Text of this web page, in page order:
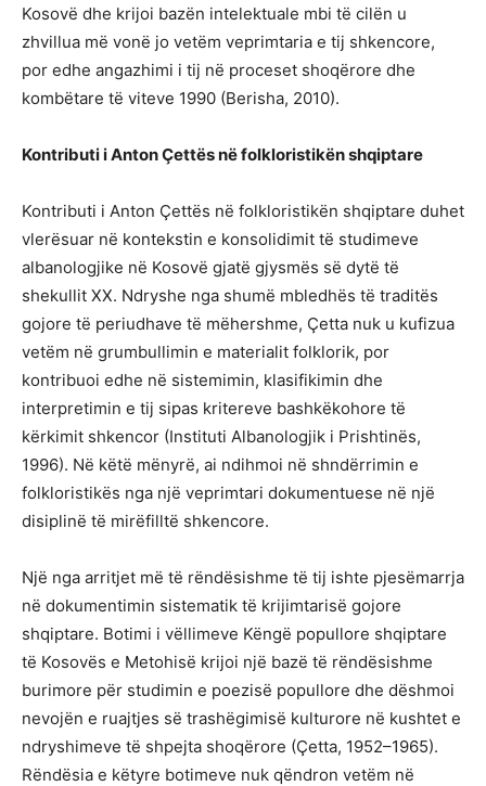
Kosovë dhe krijoi bazën intelektuale mbi të cilën u
zhvillua më vonë jo vetëm veprimtaria e tij shkencore,
por edhe angazhimi i tij në proceset shoqërore dhe
kombëtare të viteve 1990 (Berisha, 2010).
Kontributi i Anton Çettës në folkloristikën shqiptare
Kontributi i Anton Çettës në folkloristikën shqiptare duhet
vlerësuar në kontekstin e konsolidimit të studimeve
albanologjike në Kosovë gjatë gjysmës së dytë të
shekullit XX. Ndryshe nga shumë mbledhës të traditës
gojore të periudhave të mëhershme, Çetta nuk u kufizua
vetëm në grumbullimin e materialit folklorik, por
kontribuoi edhe në sistemimin, klasifikimin dhe
interpretimin e tij sipas kritereve bashkëkohore të
kërkimit shkencor (Instituti Albanologjik i Prishtinës,
1996). Në këtë mënyrë, ai ndihmoi në shndërrimin e
folkloristikës nga një veprimtari dokumentuese në një
disiplinë të mirëfilltë shkencore.
Një nga arritjet më të rëndësishme të tij ishte pjesëmarrja
në dokumentimin sistematik të krijimtarisë gojore
shqiptare. Botimi i vëllimeve Këngë popullore shqiptare
të Kosovës e Metohisë krijoi një bazë të rëndësishme
burimore për studimin e poezisë popullore dhe dëshmoi
nevojën e ruajtjes së trashëgimisë kulturore në kushtet e
ndryshimeve të shpejta shoqërore (Çetta, 1952–1965).
Rëndësia e këtyre botimeve nuk qëndron vetëm në